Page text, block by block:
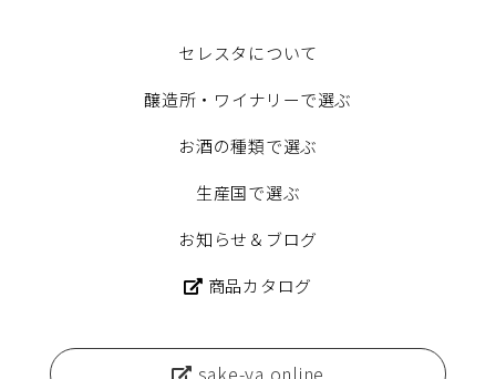
セレスタについて
醸造所・ワイナリーで選ぶ
お酒の種類で選ぶ
生産国で選ぶ
お知らせ＆ブログ
商品カタログ
sake-ya online